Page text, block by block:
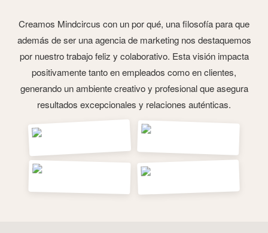
Creamos Mindcircus con un por qué, una filosofía para que
además de ser una agencia de marketing nos destaquemos
por nuestro trabajo feliz y colaborativo. Esta visión impacta
positivamente tanto en empleados como en clientes,
generando un ambiente creativo y profesional que asegura
resultados excepcionales y relaciones auténticas.